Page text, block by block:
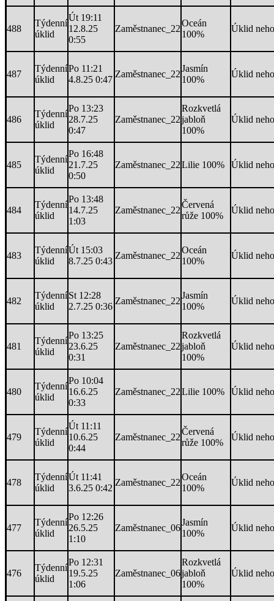
488
Týdenní
úklid
Út 19:11
12.8.25
0:55
Zaměstnanec_22
Oceán
100%
Úklid
487
Týdenní
úklid
Po 11:21
4.8.25 0:47
Zaměstnanec_22
Jasmín
100%
Úklid
486
Týdenní
úklid
Po 13:23
28.7.25
0:47
Zaměstnanec_22
Rozkvetlá
jabloň
100%
Úklid
485
Týdenní
úklid
Po 16:48
21.7.25
0:50
Zaměstnanec_22Lilie 100% Úklid
484
Týdenní
úklid
Po 13:48
14.7.25
1:03
Zaměstnanec_22
Červená
růže 100%
Úklid
483
Týdenní
úklid
Út 15:03
8.7.25 0:43
Zaměstnanec_22
Oceán
100%
Úklid
482
Týdenní
úklid
St 12:28
2.7.25 0:36
Zaměstnanec_22
Jasmín
100%
Úklid
481
Týdenní
úklid
Po 13:25
23.6.25
0:31
Zaměstnanec_22
Rozkvetlá
jabloň
100%
Úklid
480
Týdenní
úklid
Po 10:04
16.6.25
0:33
Zaměstnanec_22Lilie 100% Úklid
479
Týdenní
úklid
Út 11:11
10.6.25
0:44
Zaměstnanec_22
Červená
růže 100%
Úklid
478
Týdenní
úklid
Út 11:41
3.6.25 0:42
Zaměstnanec_22
Oceán
100%
Úklid
477
Týdenní
úklid
Po 12:26
26.5.25
1:10
Zaměstnanec_06
Jasmín
100%
Úklid
476
Týdenní
úklid
Po 12:31
19.5.25
1:06
Zaměstnanec_06
Rozkvetlá
jabloň
100%
Úklid